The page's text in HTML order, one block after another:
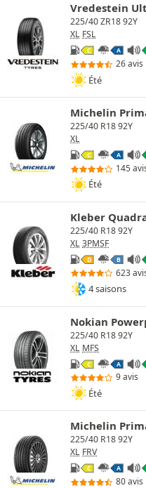
Vredestein
225/40 ZR18 92Y
XL FSL
C A
26 avis
Été
Michelin
225/40 R18 92Y
XL
C A
145
Été
Kleber
225/40 R18 92Y
XL 3PMSF
D B
623
4 saisons
Nokian
225/40 R18 92Y
XL MFS
C A
9 avis
Été
Michelin
225/40 R18 92Y
XL FRV
C A
80 avis